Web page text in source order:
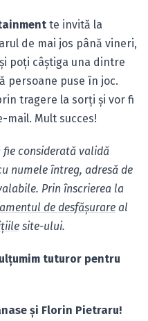
te invită la
de mai jos până vineri,
poţi câştiga una dintre
persoane puse în joc.
tragere la sorţi şi vor fi
mail. Mult succes!
fie considerată validă
numele întreg, adresă de
Prin înscrierea la
de desfăşurare al
site-ului.
tuturor pentru
şi Florin Pietraru!